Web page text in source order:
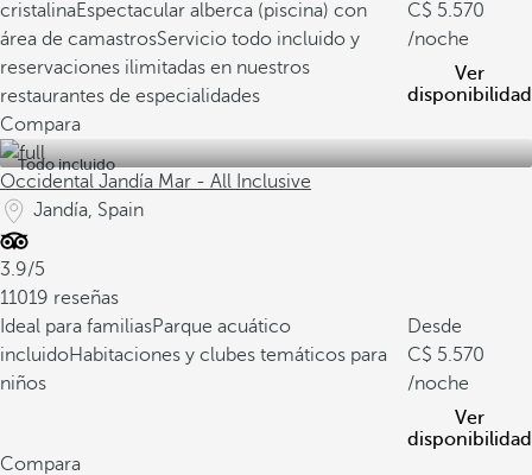
cristalinaEspectacular alberca (piscina) con
área de camastrosServicio todo incluido y
reservaciones ilimitadas en nuestros
restaurantes de especialidades
5.570
/noche
Ver
disponibilidad
Compara
Todo incluido
Occidental Jandía Mar - All Inclusive
Jandía, Spain
3.9/5
11019 reseñas
Ideal para familiasParque acuático
incluidoHabitaciones y clubes temáticos para
niños
Desde
5.570
/noche
Ver
disponibilidad
Compara